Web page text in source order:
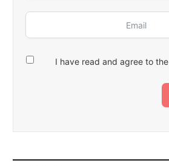
I have read and agree to the